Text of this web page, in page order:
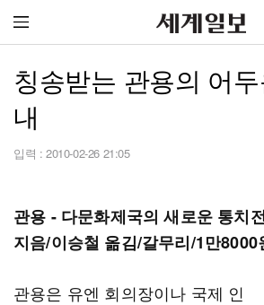
칭송받는 관용의 어
내
입력 : 2010-02-26 21:05
관용 - 다문화제국의 새로운 통치
지음/이승철 옮김/갈무리/1만8000
관용은 유엔 회의장이나 국제 인